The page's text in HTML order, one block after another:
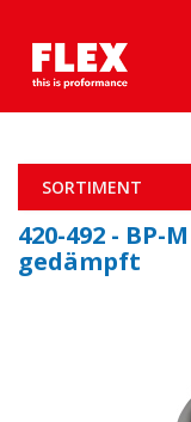
SORTIMENT
420-492 - BP-
gedämpft